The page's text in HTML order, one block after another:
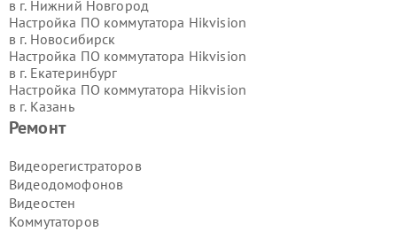
Ремонт
Видеорегистраторов
Видеодомофонов
Видеостен
Коммутаторов
в г. Нижний Новгород
Настройка ПО коммутатора Hikvision
в г. Новосибирск
Настройка ПО коммутатора Hikvision
в г. Екатеринбург
Настройка ПО коммутатора Hikvision
в г. Казань
Настройка ПО коммутатора Hikvision
Настройка ПО коммутатора Hikvision
в г.Волгоград
Настройка ПО коммутатора Hikvision
в г.Самара
Настройка ПО коммутатора Hikvision